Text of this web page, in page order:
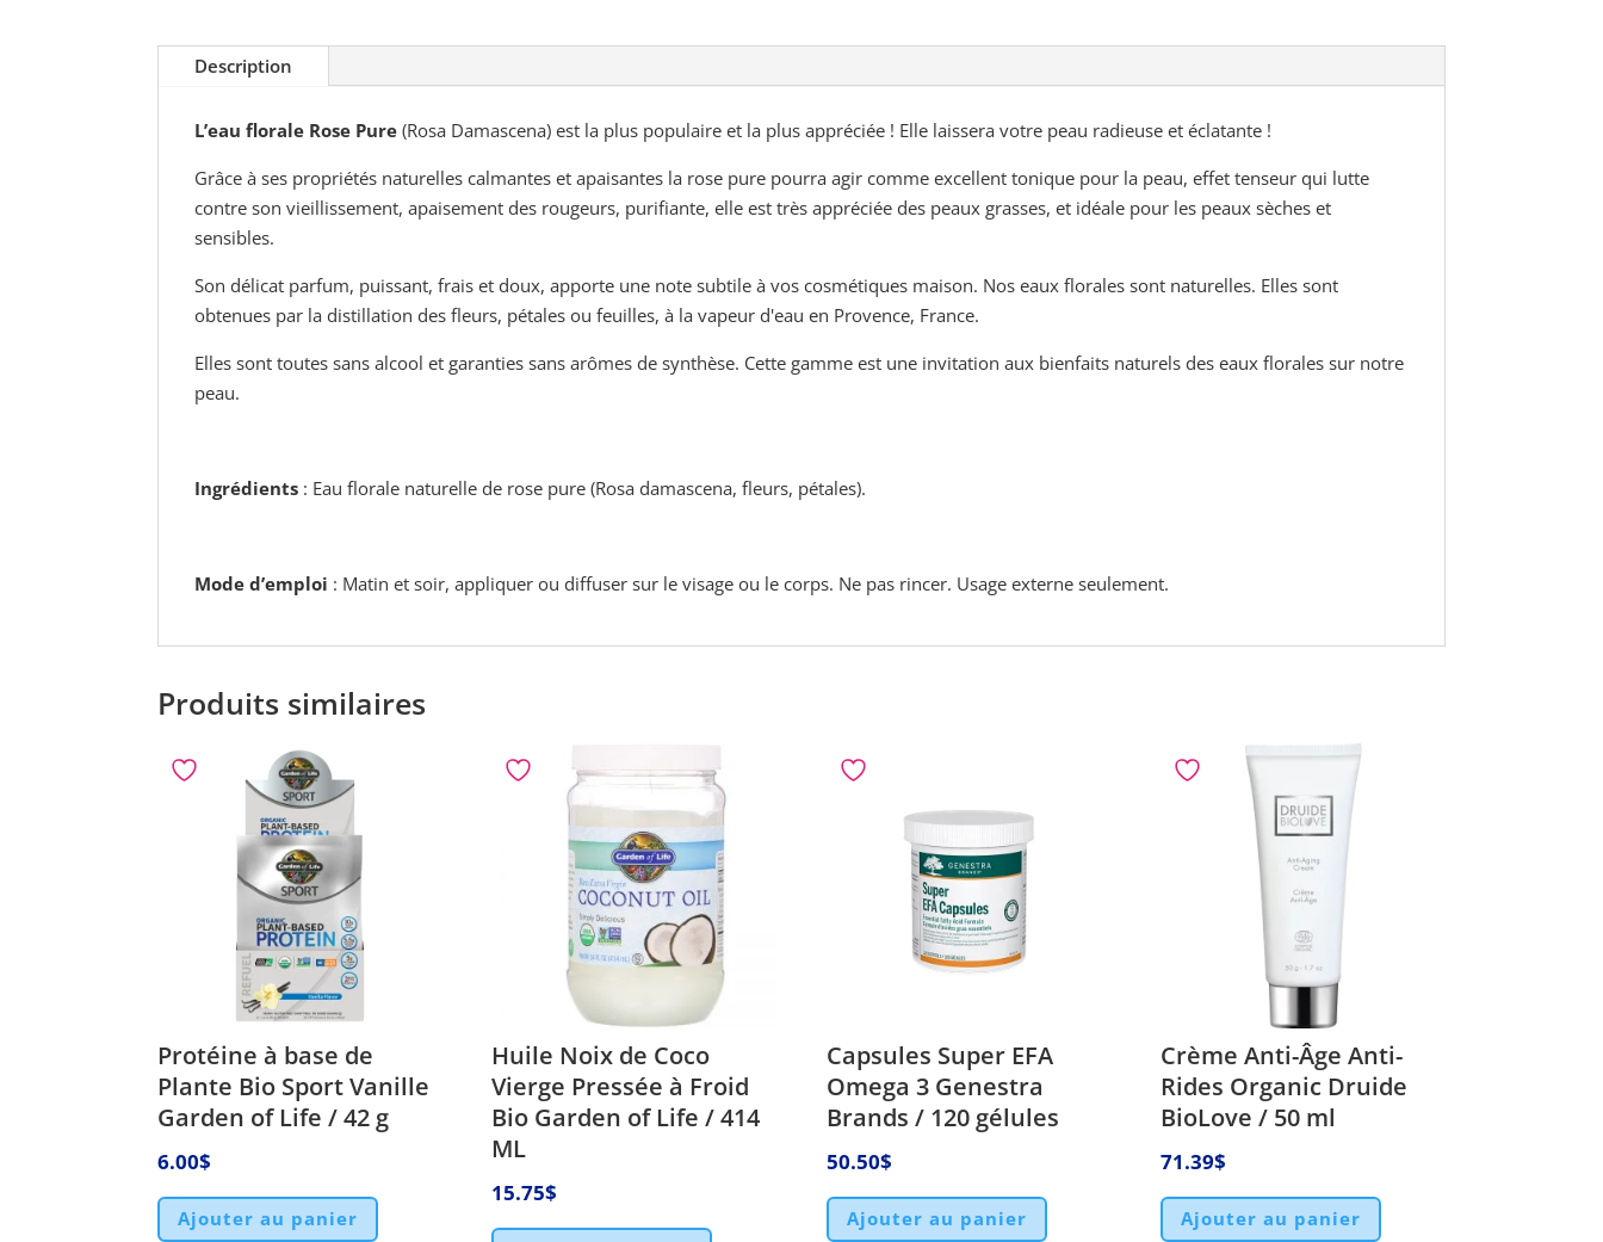
/
ml
Description
L’eau florale Rose Pure (Rosa Damascena) est la plus populaire et la plus appréciée ! Elle laissera votre peau radieuse et éclatante !
Grâce à ses propriétés naturelles calmantes et apaisantes la rose pure pourra agir comme excellent tonique pour la peau, effet tenseur qui lutte
contre son vieillissement, apaisement des rougeurs, purifiante, elle est très appréciée des peaux grasses, et idéale pour les peaux sèches et
sensibles.
Son délicat parfum, puissant, frais et doux, apporte une note subtile à vos cosmétiques maison. Nos eaux florales sont naturelles. Elles sont
obtenues par la distillation des fleurs, pétales ou feuilles, à la vapeur d'eau en Provence, France.
Elles sont toutes sans alcool et garanties sans arômes de synthèse. Cette gamme est une invitation aux bienfaits naturels des eaux florales sur notre
peau.
Ingrédients : Eau florale naturelle de rose pure (Rosa damascena, fleurs, pétales).
Mode d’emploi : Matin et soir, appliquer ou diffuser sur le visage ou le corps. Ne pas rincer. Usage externe seulement.
Produits similaires
Protéine à base de
Plante Bio Sport Vanille
Garden of Life / 42 g
6.00$
Ajouter au panier
Huile Noix de Coco
Vierge Pressée à Froid
Bio Garden of Life / 414
ML
15.75$
Capsules Super EFA
Omega 3 Genestra
Brands / 120 gélules
50.50$
Ajouter au panier
Crème Anti-Âge Anti-
Rides Organic Druide
BioLove / 50 ml
71.39$
Ajouter au panier